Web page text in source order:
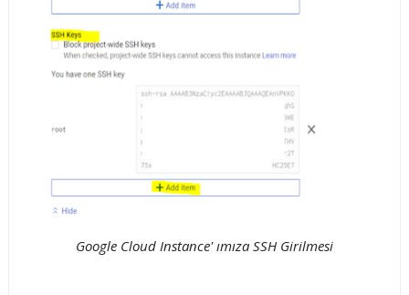
Google Cloud Instance' ımıza SSH Girilmesi